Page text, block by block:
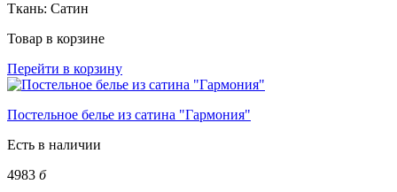
Ткань: Сатин
Товар в корзине
Перейти в корзину
Постельное белье из сатина "Гармония"
Есть в наличии
4983 б